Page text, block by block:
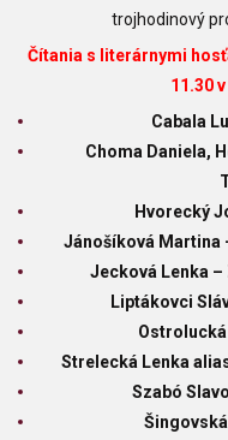
trojhodinový
Čítania s literárnymi
11.30
Cabala
Choma Daniela,
Hvorecký
Jánošíková Martina
Jecková Lenka –
Liptákovci
Strelecká Lenka
Szabó